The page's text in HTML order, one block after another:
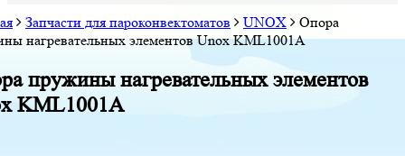
Запчасти для пароконвектоматов UNOX
Опора
нагревательных элементов Unox KML1001A
пружины нагревательных элементов
KML1001A